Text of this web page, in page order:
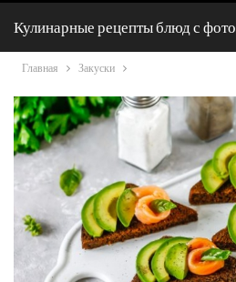
Кулинарные рецепты блюд с фото
Главная Закуски